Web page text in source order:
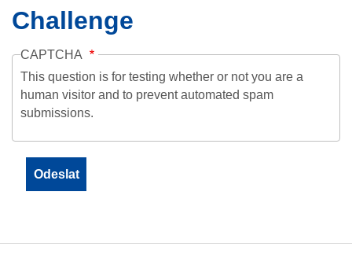
Challenge
CAPTCHA
This question is for testing whether or not you are a
human visitor and to prevent automated spam
submissions.